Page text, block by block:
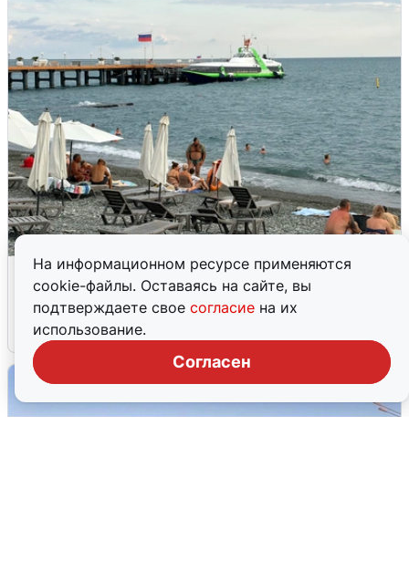
На информационном ресурсе применяются
cookie-файлы. Оставаясь на сайте, вы
подтверждаете свое согласие на их
использование.
Согласен
Жители и туристы Сочи рассказали
об атаке БПЛА 5 августа
5 августа 0